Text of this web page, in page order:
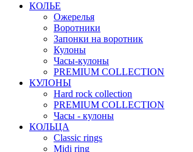
КОЛЬЕ
Ожерелья
Воротники
Запонки на воротник
Кулоны
Часы-кулоны
PREMIUM COLLECTION
КУЛОНЫ
Hard rock collection
PREMIUM COLLECTION
Часы - кулоны
КОЛЬЦА
Classic rings
Midi ring